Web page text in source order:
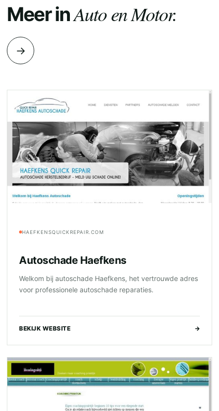
Meer inAuto en Motor.
→
HAEFKENSQUICKREPAIR.COM
Autoschade Haefkens
Welkom bij autoschade Haefkens, het vertrouwde adres
voor professionele autoschade reparaties.
BEKIJK WEBSITE →